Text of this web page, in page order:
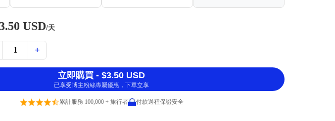
USD/天
1 +
立即購買 - $3.50 USD
已享受博主粉絲專屬優惠，下單立享
累計服務 100,000 + 旅行者 付款過程保證安全